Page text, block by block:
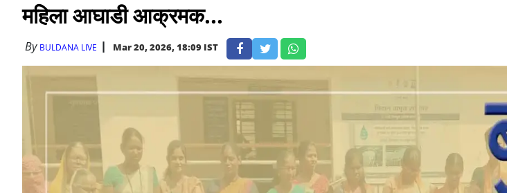
महिला आघाडी आक्रमक...
By BULDANA LIVE Mar 20, 2026, 18:09 IST